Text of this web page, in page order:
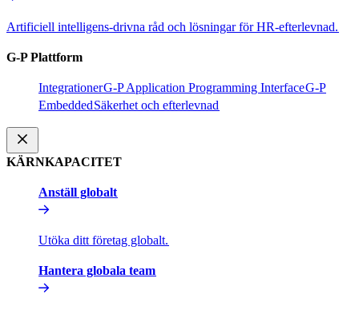
Artificiell intelligens-drivna råd och lösningar för HR-efterlevnad.​​
G-P Plattform​​
Integrationer​​G-P Application Programming Interface​​G-P
Embedded​​Säkerhet och efterlevnad​​
KÄRNKAPACITET​​
Anställ globalt​​
Utöka ditt företag globalt.​​
Hantera globala team​​